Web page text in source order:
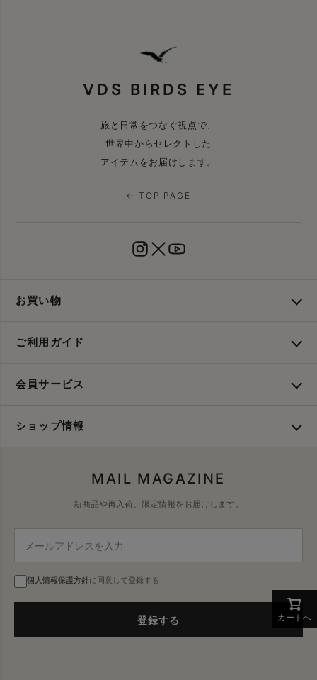
カートへ
VDS BIRDS EYE
旅と日常をつなぐ視点で、
世界中からセレクトした
アイテムをお届けします。
← TOP PAGE
お買い物
ご利用ガイド
会員サービス
ショップ情報
MAIL MAGAZINE
新商品や再入荷、限定情報をお届けします。
個人情報保護方針に同意して登録する
登録する